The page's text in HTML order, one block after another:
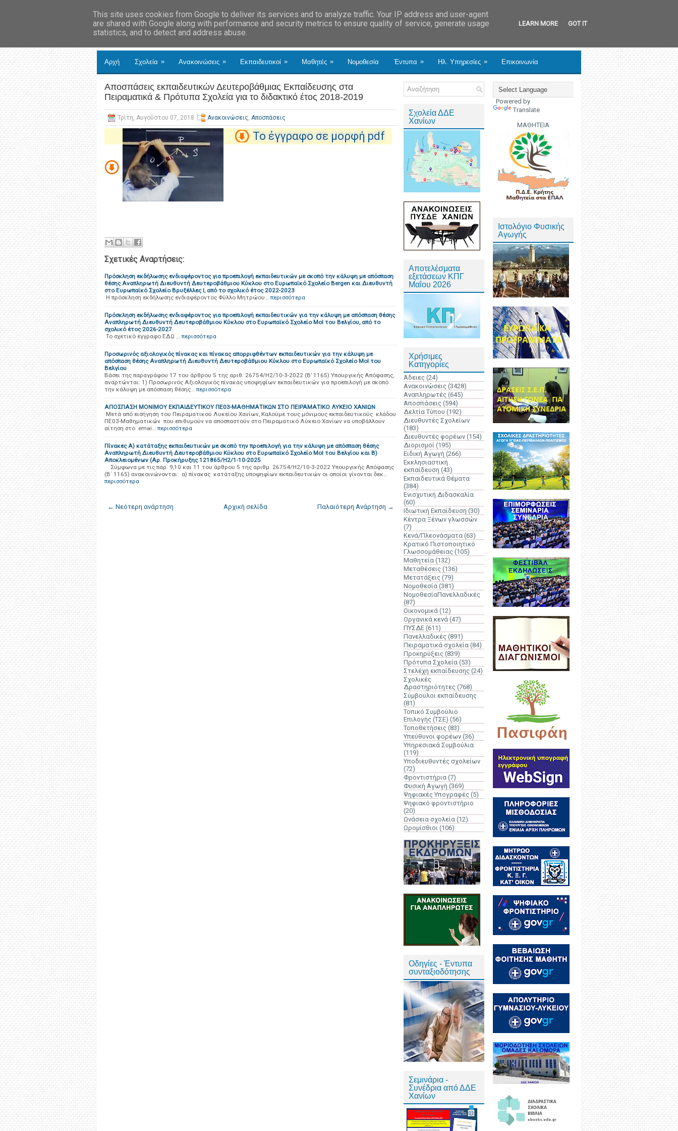
Αρχή Σχολεία » Ανακοινώσεις » Εκπαιδευτικοί » Μαθητές » Νομοθεσία Έντυπα » Ηλ. Υπηρεσίες » Επικοινωνία
Αποσπάσεις εκπαιδευτικών Δευτεροβάθμιας Εκπαίδευσης στα
Πειραματικά & Πρότυπα Σχολεία για το διδακτικό έτος 2018-2019
Τρίτη, Αυγούστου 07, 2018 Ανακοινώσεις, Αποσπάσεις
Το έγγραφο σε μορφή pdf
Σχετικές Αναρτήσεις:
Πρόσκληση εκδήλωσης ενδιαφέροντος για προεπιλογή εκπαιδευτικών με σκοπό την κάλυψη με απόσπαση
θέσης Αναπληρωτή Διευθυντή Δευτεροβάθμιου Κύκλου στο Ευρωπαϊκό Σχολείο Bergen και Διευθυντή
στο Ευρωπαϊκό Σχολείο Βρυξέλλες Ι, από το σχολικό έτος 2022-2023
Η πρόσκληση εκδήλωσης ενδιαφέροντος Φύλλο Μητρώου… περισσότερα
Πρόσκληση εκδήλωσης ενδιαφέροντος για προεπιλογή εκπαιδευτικών για την κάλυψη με απόσπαση θέσης
Αναπληρωτή Διευθυντή Δευτεροβάθμιου Κύκλου στο Ευρωπαϊκό Σχολείο Mol του Βελγίου, από το
σχολικό έτος 2026-2027
Το σχετικό έγγραφο ΕΔΩ … περισσότερα
Προσωρινός αξιολογικός πίνακας και πίνακας απορριφθέντων εκπαιδευτικών για την κάλυψη με
απόσπαση θέσης Αναπληρωτή Διευθυντή Δευτεροβάθμιου Κύκλου στο Ευρωπαϊκό Σχολείο Mol του
Βελγίου
Βάσει της παραγράφου 17 του άρθρου 5 της αριθ. 26754/Η2/10-3-2022 (Β’ 1165) Υπουργικής Απόφασης,
αναρτώνται: 1) Προσωρινός Αξιολογικός πίνακας υποψηφίων εκπαιδευτικών για προεπιλογή με σκοπό
την κάλυψη με απόσπαση θέσης… περισσότερα
ΑΠΟΣΠΑΣΗ ΜΟΝΙΜΟΥ ΕΚΠΑΙΔΕΥΤΙΚΟΥ ΠΕ03-ΜΑΘΗΜΑTΙΚΩΝ ΣΤΟ ΠΕΙΡΑΜΑΤΙΚΟ ΛΥΚΕΙΟ ΧΑΝΙΩΝ
Μετά από εισήγηση του Πειραματικού Λυκείου Χανίων, Καλούμε τους μόνιμους εκπαιδευτικούς κλάδου
ΠΕ03-Μαθηματικών που επιθυμούν να αποσπαστούν στο Πειραματικό Λύκειο Χανίων να υποβάλλουν
αίτηση στο emai… περισσότερα
Πίνακες Α) κατάταξης εκπαιδευτικών με σκοπό την προεπιλογή για την κάλυψη με απόσπαση θέσης
Αναπληρωτή Διευθυντή Δευτεροβάθμιου Κύκλου στο Ευρωπαϊκό Σχολείο Mol του Βελγίου και Β)
Αποκλειομένων (Αρ. Προκήρυξης 121865/Η2/1-10-2025
Σύμφωνα με τις παρ. 9,10 και 11 του άρθρου 5 της αριθμ. 26754/H2/10-3-2022 Υπουργικής Απόφασης
(Β΄ 1165) ανακοινώνονται: α) πίνακας κατάταξης υποψηφίων εκπαιδευτικών οι οποίοι γίνονται δεκ…
περισσότερα
← Νεότερη ανάρτηση Παλαιότερη Ανάρτηση →
Αρχική σελίδα
Σχολεία ΔΔΕ
Χανίων
Αποτελέσματα
εξετάσεων ΚΠΓ
Μαΐου 2026
Χρήσιμες
Κατηγορίες
Άδειες (24)
Ανακοινώσεις (3428)
Αναπληρωτές (645)
Αποσπάσεις (594)
Δελτία Τύπου (192)
Διευθυντές Σχολείων
(183)
Διευθυντές φορέων (154)
Διορισμοί (195)
Ειδική Αγωγή (266)
Εκκλησιαστική
εκπαίδευση (43)
Εκπαιδευτικά Θέματα
(384)
Ενισχυτική Διδασκαλία
(60)
Ιδιωτική Εκπαίδευση (30)
Κέντρα Ξένων γλωσσών
(7)
Κενά/Πλεονάσματα (63)
Κρατικό Πιστοποιητικό
Γλωσσομάθειας (105)
Μαθητεία (132)
Μεταθέσεις (136)
Μετατάξεις (79)
Νομοθεσία (381)
ΝομοθεσίαΠανελλαδικές
(87)
Οικονομικά (12)
Οργανικά κενά (47)
ΠΥΣΔΕ (611)
Πανελλαδικές (891)
Πειραματικά σχολεία (84)
Προκηρύξεις (839)
Πρότυπα Σχολεία (53)
Στελέχη εκπαίδευσης (24)
Σχολικές
Δραστηριότητες (768)
Σύμβουλοι εκπαίδευσης
(81)
Τοπικό Συμβούλιο
Επιλογής (ΤΣΕ) (56)
Τοποθετήσεις (83)
Υπεύθυνοι φορέων (36)
Υπηρεσιακά Συμβούλια
(119)
Υποδιευθυντές σχολείων
(72)
Φροντιστήρια (7)
Φυσική Αγωγή (369)
Ψηφιακές Υπογραφές (5)
Ψηφιακό φροντιστήριο
(20)
Ωνάσεια σχολεία (12)
Ωρομίσθιοι (106)
Οδηγίες - Έντυπα
συνταξιοδότησης
Σεμινάρια -
Συνέδρια από ΔΔΕ
Χανίων
Powered by
Translate
ΜΑΘΗΤΕΙΑ
Ιστολόγιο Φυσικής
Αγωγής
This site uses cookies from Google to deliver its services and to analyze traffic. Your IP address and user-agent
are shared with Google along with performance and security metrics to ensure quality of service, generate usage
statistics, and to detect and address abuse.
LEARN MORE GOT IT